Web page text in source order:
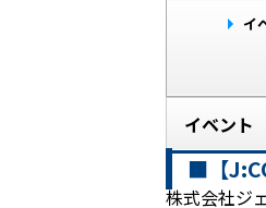
イ
イベント
■【
株式会社ジ